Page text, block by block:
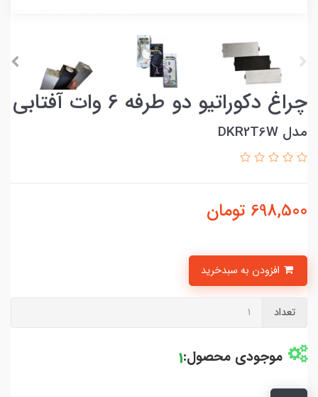
چراغ دکوراتیو دو طرفه 6 وات آفتابی
مدل DKR2T6W
698,500 تومان
تعداد
موجودی محصول:1